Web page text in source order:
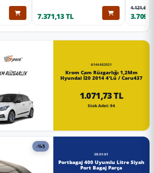
7.371,13 TL
4.121,65 TL
A144662021
Krom Cam Rüzgarlığı 1,2Mm
Hyundai İ20 2014 4'Lü / Caru437
1.071,73 TL
Stok Adet: 94
-%5
SR01-01
Portbagaj 400 Uyumlu Litre Siyah
Port Bagaj Parça